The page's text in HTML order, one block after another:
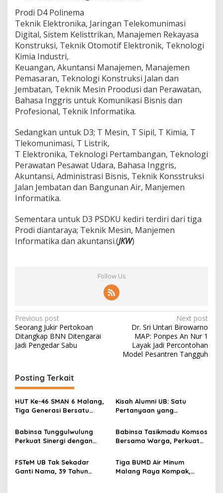
Prodi D4 Polinema
Teknik Elektronika, Jaringan Telekomunimasi
Digital, Sistem Kelisttrikan, Manajemen Rekayasa
Konstruksi, Teknik Otomotif Elektronik, Teknologi
Kimia Industri,
Keuangan, Akuntansi Manajemen, Manajemen
Pemasaran, Teknologi Konstruksi Jalan dan
Jembatan, Teknik Mesin Proodusi dan Perawatan,
Bahasa Inggris untuk Komunikasi Bisnis dan
Profesional, Teknik Informatika.
Sedangkan untuk D3; T Mesin, T Sipil, T Kimia, T
Tlekomunimasi, T Listrik,
T Elektronika, Teknologi Pertambangan, Teknologi
Perawatan Pesawat Udara, Bahasa Inggris,
Akuntansi, Administrasi Bisnis, Teknik Konsstruksi
Jalan Jembatan dan Bangunan Air, Manjemen
Informatika.
Sementara untuk D3 PSDKU kediri terdiri dari tiga
Prodi diantaraya; Teknik Mesin, Manjemen
Informatika dan akuntansi.(JKW)
Follow Us
P
o
s
n
a
v
i
g
a
t
i
Previous post
Seorang Jukir Pertokoan
Ditangkap BNN Ditengarai
Jadi Pengedar Sabu
Next post
Dr. Sri Untari Birowarno
MAP: Ponpes An Nur 1
Layak Jadi Percontohan
Model Pesantren Tangguh
Posting Terkait
HUT Ke-46 SMAN 6 Malang,
Tiga Generasi Bersatu
Kebersamaan, ini Kata
Untari
Kisah Alumni UB: Satu
Pertanyaan yang
Babinsa Tunggulwulung
Perkuat Sinergi dengan
Aman dan Kondusif
Babinsa Tasikmadu Komsos
Bersama Warga, Perkuat
Kondusivitas Wilayah
FSTeM UB Tak Sekadar
Ganti Nama, 39 Tahun
Tiga BUMD Air Minum
Malang Raya Kompak,